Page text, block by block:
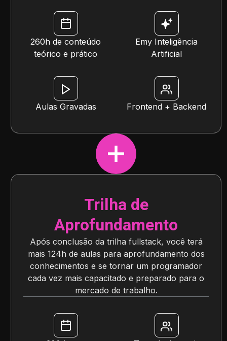
260h de conteúdo
teórico e prático
Emy Inteligência
Artificial
Aulas Gravadas Frontend + Backend
Trilha de
Aprofundamento
Após conclusão da trilha fullstack, você terá
mais 124h de aulas para aprofundamento dos
conhecimentos e se tornar um programador
cada vez mais capacitado e preparado para o
mercado de trabalho.